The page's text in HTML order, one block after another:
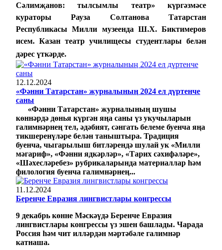
Сәлимҗанов: тылсымлы театр» күргәзмәсе
кураторы Рауза Солтанова Татарстан
Республикасы Милли музеенда Ш.Х. Биктимеров
исем. Казан театр училищесы студентлары белән
дәрес үткәрде.
12.12.2024
«Фәнни Татарстан» журналының 2024 ел дүртенче
саны
«Фәнни Татарстан» журналының шушы
көннәрдә дөнья күргән яңа саны үз укучыларын
галимнәрнең тел, әдәбият, сәнгать белеме буенча яңа
тикшеренүләре белән таныштыра. Традиция
буенча, чыгарылыш битләрендә шулай ук «Милли
мәгариф», «Фәнни ядкәрләр», «Тарих сәхифәләре»,
«Шәхесләребез» рубрикаларында материаллар һәм
филология буенча галимнәрнең...
11.12.2024
Беренче Евразия лингвистлары конгрессы
9 декабрь көнне Мәскәүдә Беренче Евразия
лингвистлары конгрессы үз эшен башлады. Чарада
Россия һәм чит илләрдән мәртәбәле галимнәр
катнаша.